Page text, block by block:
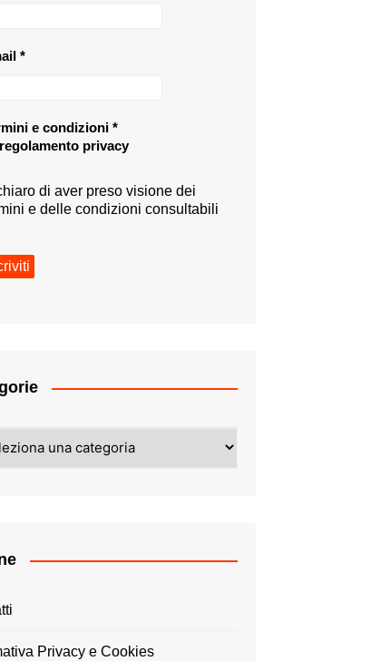
*
e condizioni *
regolamento privacy
di aver preso visione dei
e delle condizioni consultabili
Privacy e Cookies